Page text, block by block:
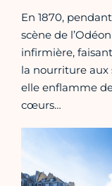
En 1870,
scène de
infirmière,
la nourriture aux
elle enflamme
cœurs…